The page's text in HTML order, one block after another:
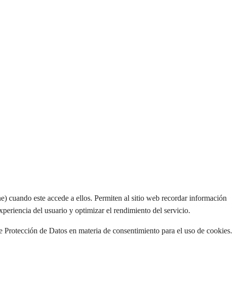
cuando este accede a ellos. Permiten al sitio web recordar información
del usuario y optimizar el rendimiento del servicio.
de Datos en materia de consentimiento para el uso de cookies.